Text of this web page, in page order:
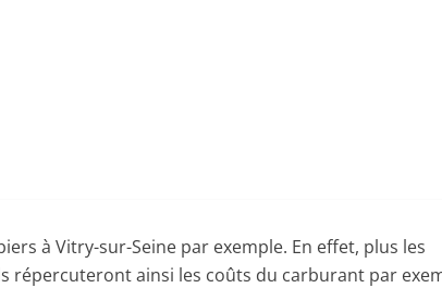
à Vitry-sur-Seine par exemple. En effet, plus les
répercuteront ainsi les coûts du carburant par